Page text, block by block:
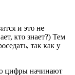
и это не
кто знает?) Тем
так как у
цифры начинают